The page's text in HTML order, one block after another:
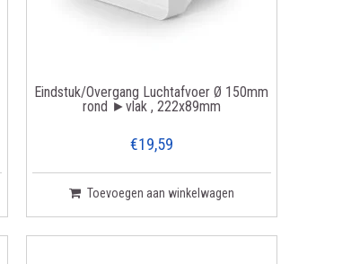
Eindstuk/Overgang Luchtafvoer Ø 150mm
rond ►vlak , 222x89mm
€19,59
Toevoegen aan winkelwagen